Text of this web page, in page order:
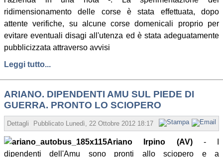
ridimensionamento delle corse è stata effettuata, dopo
attente verifiche, su alcune corse domenicali proprio per
evitare eventuali disagi all'utenza ed è stata adeguatamente
pubblicizzata attraverso avvisi
Leggi tutto...
ARIANO. DIPENDENTI AMU SUL PIEDE DI
GUERRA. PRONTO LO SCIOPERO
Dettagli Pubblicato Lunedì, 22 Ottobre 2012 18:17 Scritto da Redazione
Ariano Irpino (AV)- I
dipendenti dell'Amu sono pronti allo sciopero e a